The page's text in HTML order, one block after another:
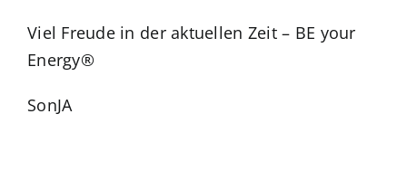
Viel Freude in der aktuellen Zeit – BE your
Energy®
SonJA